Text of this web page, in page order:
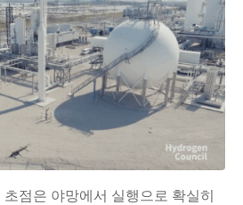
점은 야망에서 실행으로 확실히